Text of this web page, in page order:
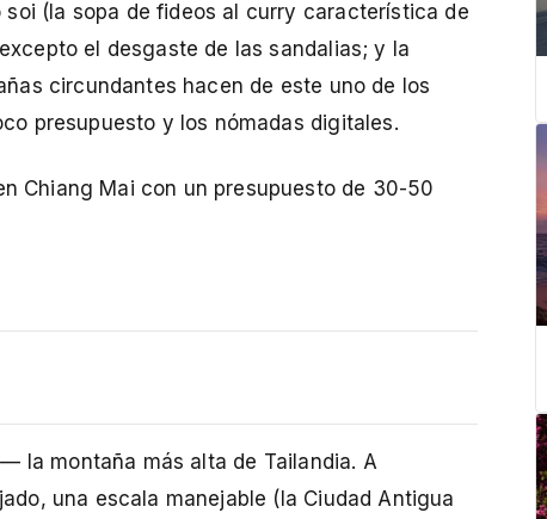
(la sopa de fideos al curry característica de
el desgaste de las sandalias; y la
circundantes hacen de este uno de los
presupuesto y los nómadas digitales.
Chiang Mai con un presupuesto de 30-50
la montaña más alta de Tailandia. A
una escala manejable (la Ciudad Antigua